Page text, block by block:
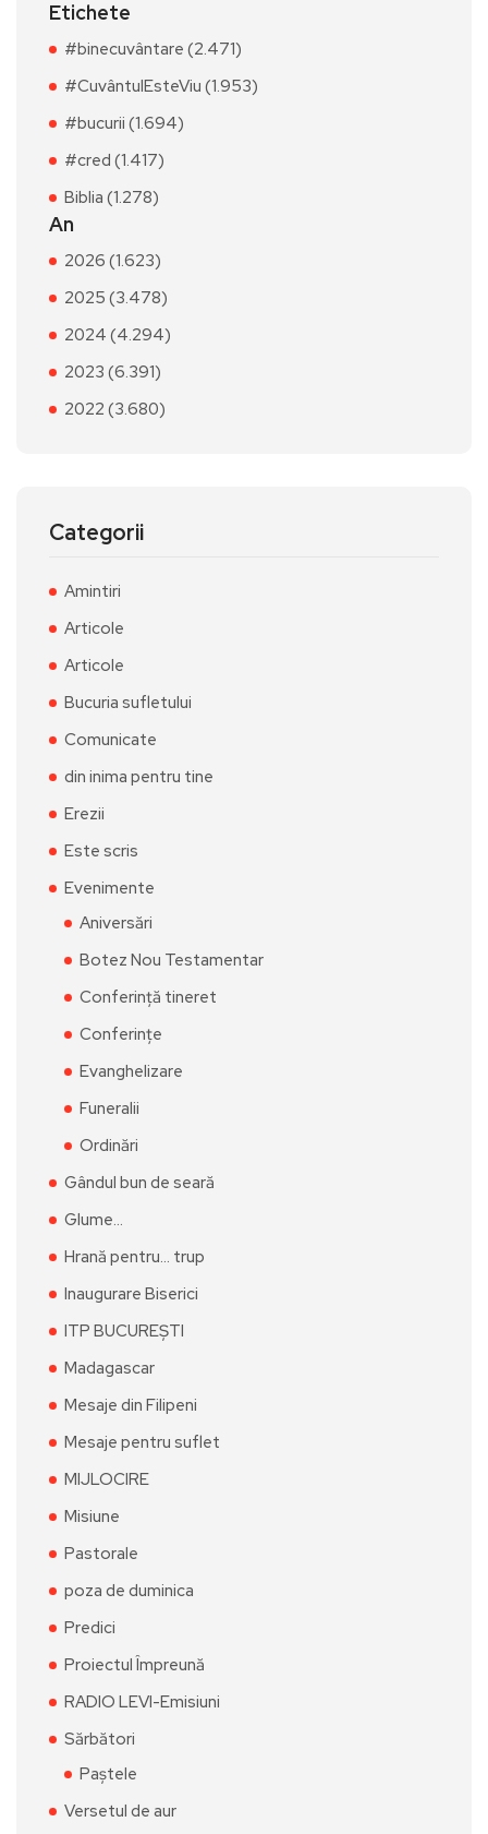
Etichete
#binecuvântare (2.471)
#CuvântulEsteViu (1.953)
#bucurii (1.694)
#cred (1.417)
Biblia (1.278)
An
2026 (1.623)
2025 (3.478)
2024 (4.294)
2023 (6.391)
2022 (3.680)
Categorii
Amintiri
Articole
Articole
Bucuria sufletului
Comunicate
din inima pentru tine
Erezii
Este scris
Evenimente
Aniversări
Botez Nou Testamentar
Conferință tineret
Conferințe
Evanghelizare
Funeralii
Ordinări
Gândul bun de seară
Glume…
Hrană pentru… trup
Inaugurare Biserici
ITP BUCUREȘTI
Madagascar
Mesaje din Filipeni
Mesaje pentru suflet
MIJLOCIRE
Misiune
Pastorale
poza de duminica
Predici
Proiectul Împreună
RADIO LEVI-Emisiuni
Sărbători
Paștele
Versetul de aur